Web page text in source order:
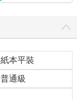
紙本平裝
普通級